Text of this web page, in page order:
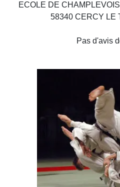
ECOLE DE
58340 CERCY LE
Pas d'avis